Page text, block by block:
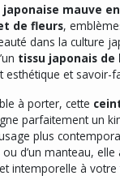
mauve
de fleurs,
dans la culture
tissu japonais
esthétique et savoir-
à porter, cette
parfaitement un
plus
d’un manteau,
intemporelle à votre